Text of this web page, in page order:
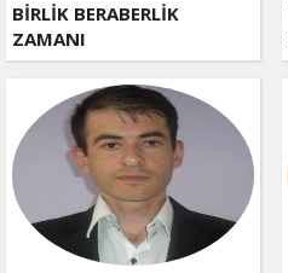
BİRLİK BERABERLİK
ZAMANI